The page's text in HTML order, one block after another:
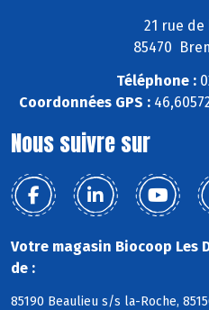
21 rue
85470
Téléphone :
Coordonnées GPS :
Nous suivre sur
Votre magasin Biocoop Les
de :
85190 Beaulieu s/s la-Roche,